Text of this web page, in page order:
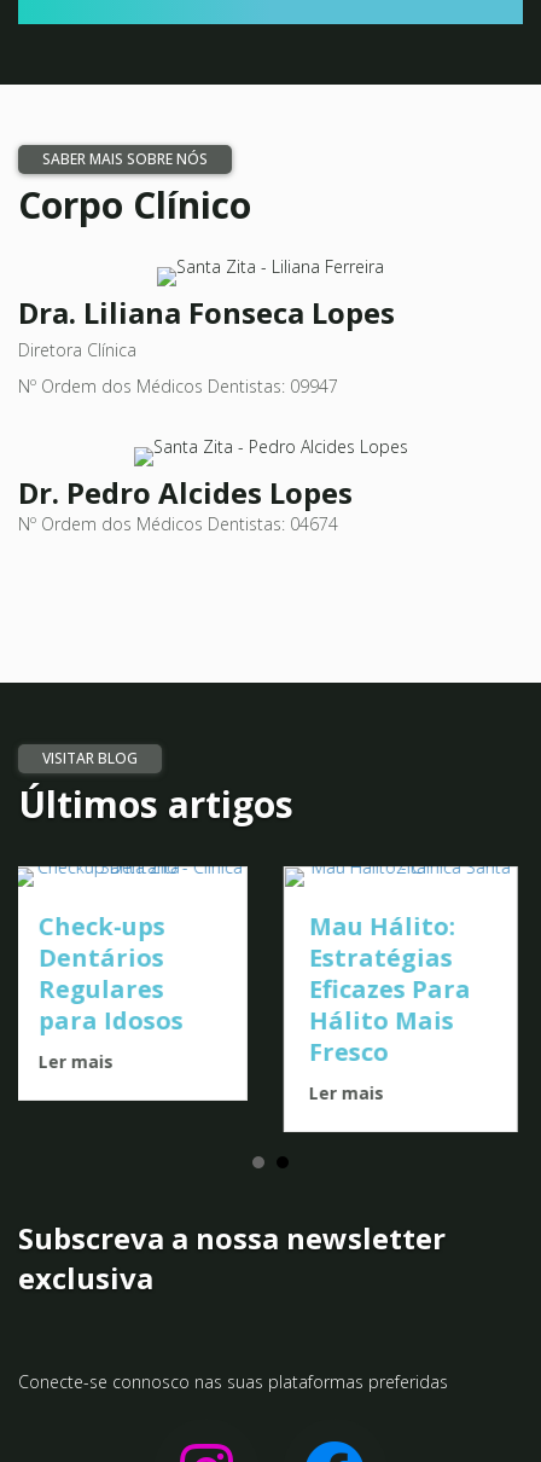
SABER MAIS SOBRE NÓS
Corpo Clínico
Dra. Liliana Fonseca Lopes
Diretora Clínica
Nº Ordem dos Médicos Dentistas: 09947
Dr. Pedro Alcides Lopes
Nº Ordem dos Médicos Dentistas: 04674
VISITAR BLOG
Últimos artigos
Mau Hálito:
Estratégias
Eficazes Para
Hálito Mais
Fresco
Dentários: A
Escolha de
Celebridades
Ler mais
Subscreva a nossa newsletter
exclusiva
Conecte-se connosco nas suas plataformas preferidas